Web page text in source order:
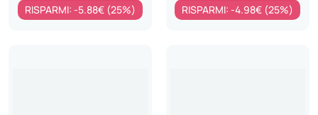
RISPARMI: -5.88€ (25%) RISPARMI: -4.98€ (25%)